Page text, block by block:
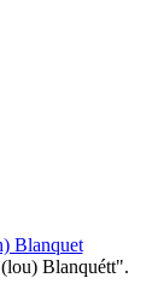
Blanquet
Blanquétt".